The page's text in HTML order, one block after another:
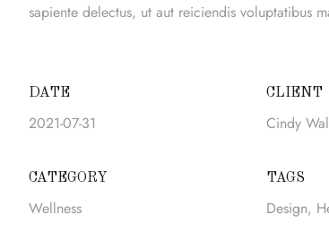
sapiente delectus, ut aut reiciendis voluptatibus
DATE
2021-07-31
CLIENT
Cindy
CATEGORY
Wellness
TAGS
Design,